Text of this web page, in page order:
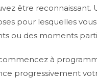
être
pour lesquelles
ou des moments
à
progressivement